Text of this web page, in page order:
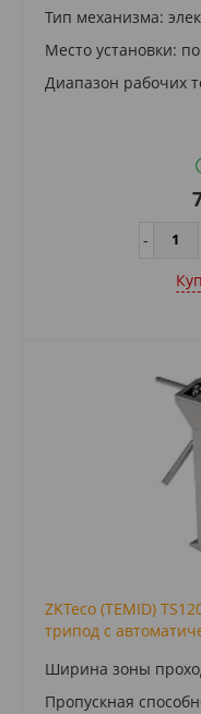
Тип механизма:
Место установки:
Диапазон рабочих
ZKTeco (TEMID)
трипод с
Ширина зоны
Пропускная